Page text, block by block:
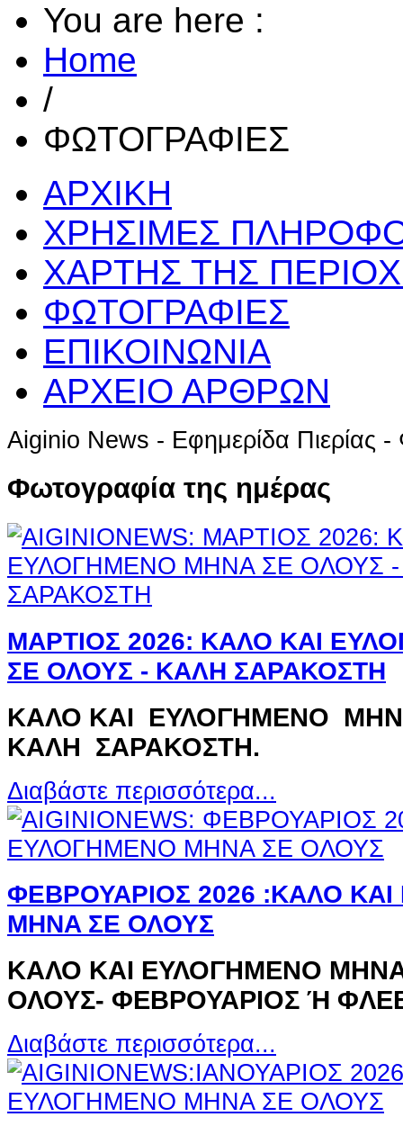
You are here :
Home
/
ΦΩΤΟΓΡΑΦΙΕΣ
ΑΡΧΙΚΗ
ΧΡΗΣΙΜΕΣ
ΧΑΡΤΗΣ ΤΗΣ
ΦΩΤΟΓΡΑΦΙΕΣ
ΕΠΙΚΟΙΝΩΝΙΑ
ΑΡΧΕΙΟ ΑΡΘΡΩΝ
Aiginio News - Εφημερίδα
Φωτογραφία της ημέρας
ΜΑΡΤΙΟΣ 2026: ΚΑΛΟ ΚΑΙ
ΣΕ ΟΛΟΥΣ - ΚΑΛΗ ΣΑΡΑΚΟΣΤΗ
ΚΑΛΟ ΚΑΙ ΕΥΛΟΓΗΜΕΝΟ
ΚΑΛΗ ΣΑΡΑΚΟΣΤΗ.
Διαβάστε περισσότερα...
ΦΕΒΡΟΥΑΡΙΟΣ 2026 :ΚΑΛΟ
MHNA ΣΕ ΟΛΟΥΣ
ΚΑΛΟ ΚΑΙ ΕΥΛΟΓΗΜΕΝΟ
ΟΛΟΥΣ- ΦΕΒΡΟΥΆΡΙΟΣ Ή
Διαβάστε περισσότερα...